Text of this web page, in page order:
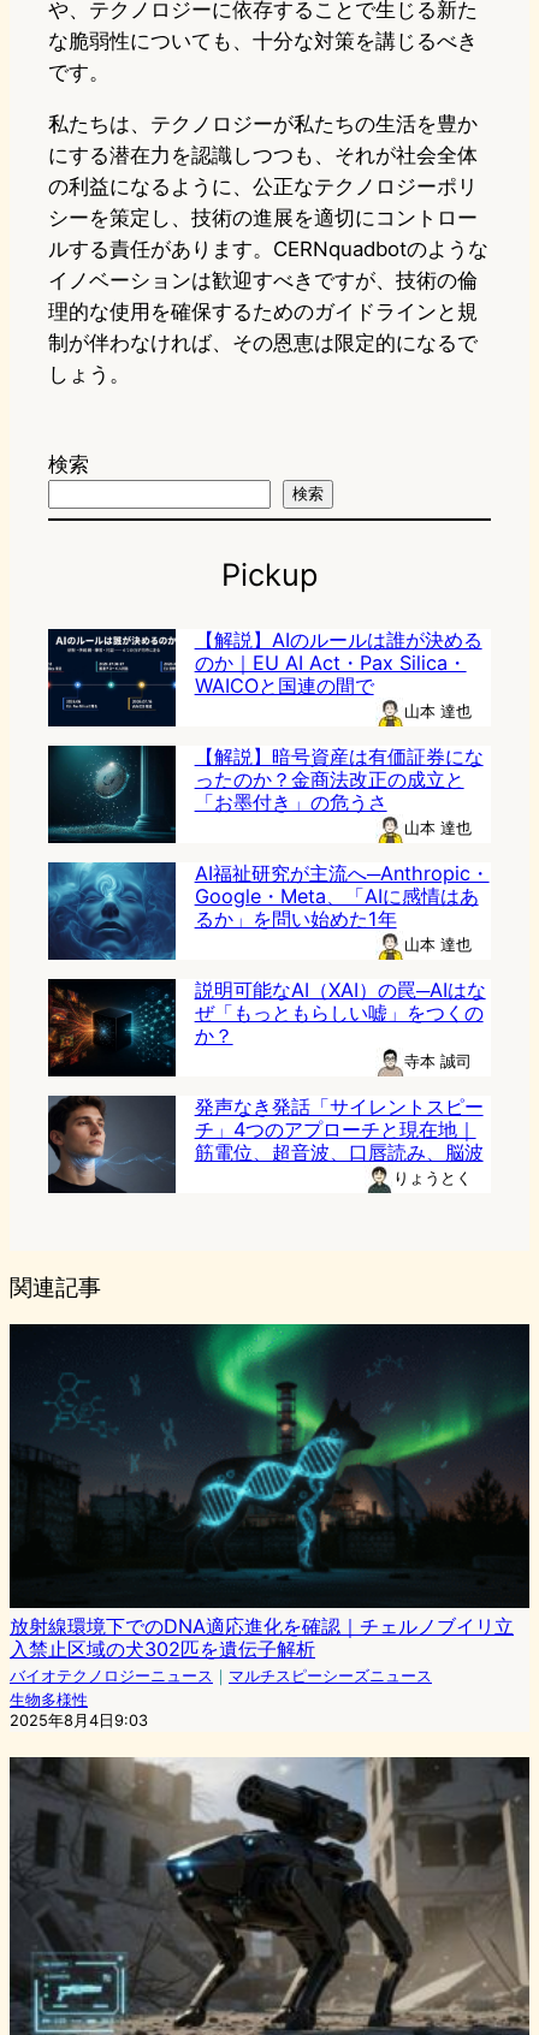
や、テクノロジーに依存することで生じる新た
な脆弱性についても、十分な対策を講じるべき
です。
私たちは、テクノロジーが私たちの生活を豊か
にする潜在力を認識しつつも、それが社会全体
の利益になるように、公正なテクノロジーポリ
シーを策定し、技術の進展を適切にコントロー
ルする責任があります。CERNquadbotのような
イノベーションは歓迎すべきですが、技術の倫
理的な使用を確保するためのガイドラインと規
制が伴わなければ、その恩恵は限定的になるで
しょう。
検索
検索
Pickup
【解説】AIのルールは誰が決める
のか｜EU AI Act・Pax Silica・
WAICOと国連の間で
山本 達也
【解説】暗号資産は有価証券にな
ったのか？金商法改正の成立と
「お墨付き」の危うさ
山本 達也
AI福祉研究が主流へ─Anthropic・
Google・Meta、「AIに感情はあ
るか」を問い始めた1年
山本 達也
説明可能なAI（XAI）の罠─AIはな
ぜ「もっともらしい嘘」をつくの
か？
寺本 誠司
発声なき発話「サイレントスピー
チ」4つのアプローチと現在地｜
筋電位、超音波、口唇読み、脳波
りょうとく
関連記事
放射線環境下でのDNA適応進化を確認｜チェルノブイリ立
入禁止区域の犬302匹を遺伝子解析
バイオテクノロジーニュース ｜ マルチスピーシーズニュース
生物多様性
2025年8月4日9:03